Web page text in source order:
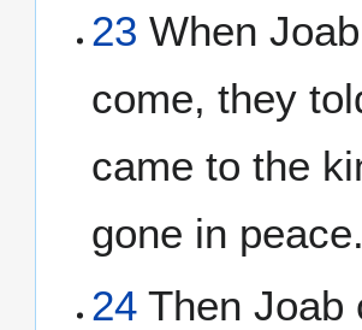
23 When
come, they
came to the
gone in
24 Then Joab